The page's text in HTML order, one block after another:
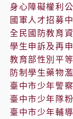
身心障礙權利
國軍人才招募
全民國防教育
學生申訴及再
教育部性別平
防制學生藥物
臺中市少年警
臺中市少年隊
臺中市少年輔